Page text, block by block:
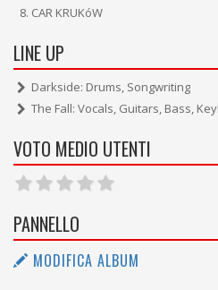
CAR KRUKóW
LINE UP
Darkside: Drums, Songwriting
The Fall: Vocals, Guitars, Bass,
VOTO MEDIO UTENTI
PANNELLO
MODIFICA ALBUM